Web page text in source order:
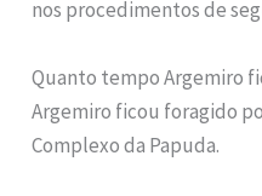
nos procedimentos de
Quanto tempo Argemiro
Argemiro ficou foragido
Complexo da Papuda.